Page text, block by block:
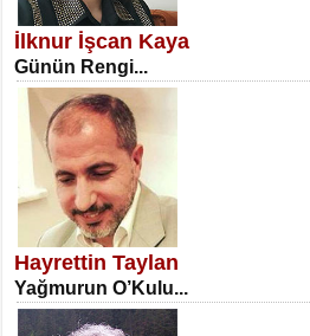
Erkenlik...
NECLA DİLEK ARSLAN
Öğretmenler Günü Mahkemesi...
İlknur İşcan Kaya
Günün Rengi...
Hayrettin Taylan
Yağmurun O’Kulu...